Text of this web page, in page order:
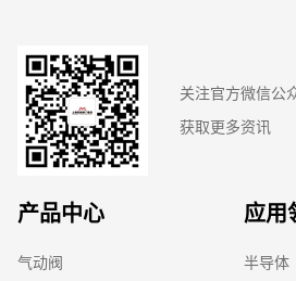
关注官方微信公
获取更多资讯
产品中心
气动阀
应用
半导体